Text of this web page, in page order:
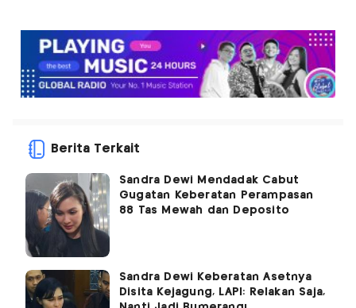
Berita Terkait
Sandra Dewi Mendadak Cabut
Gugatan Keberatan Perampasan
88 Tas Mewah dan Deposito
Sandra Dewi Keberatan Asetnya
Disita Kejagung, LAPI: Relakan Saja,